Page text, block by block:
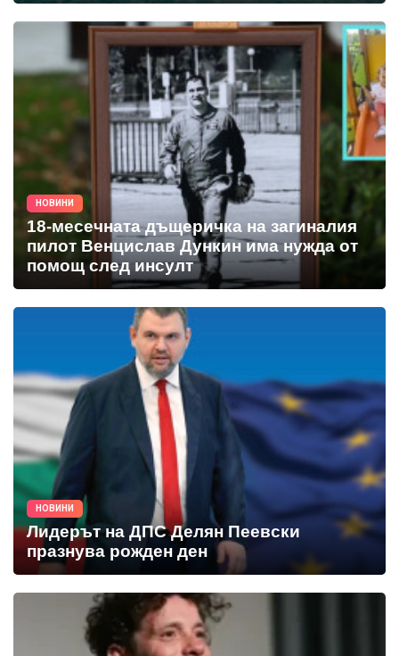
НОВИНИ
18-месечната дъщеричка на загиналия
пилот Венцислав Дункин има нужда от
помощ след инсулт
НОВИНИ
Лидерът на ДПС Делян Пеевски
празнува рожден ден